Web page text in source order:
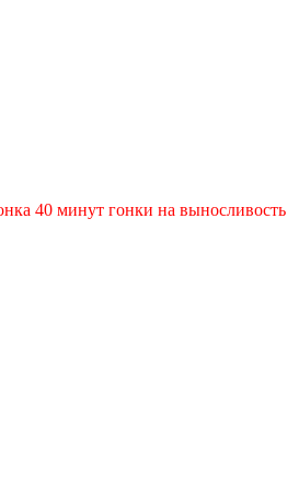
40 минут гонки на выносливость